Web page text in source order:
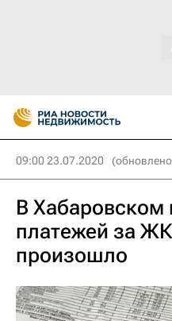
09:00 23.07.2020
В Хабаровском
платежей за
произошло